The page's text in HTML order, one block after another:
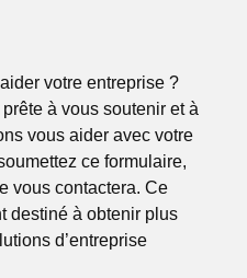
votre entreprise ?
à vous soutenir et à
vous aider avec votre
ce formulaire,
vous contactera. Ce
destiné à obtenir plus
d’entreprise